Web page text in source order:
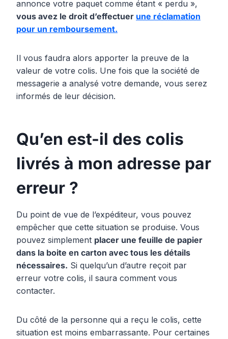
annonce votre paquet comme étant « perdu »,
vous avez le droit d’effectuer une réclamation
pour un remboursement.
Il vous faudra alors apporter la preuve de la
valeur de votre colis. Une fois que la société de
messagerie a analysé votre demande, vous serez
informés de leur décision.
Qu’en est-il des colis
livrés à mon adresse par
erreur ?
Du point de vue de l’expéditeur, vous pouvez
empêcher que cette situation se produise. Vous
pouvez simplement placer une feuille de papier
dans la boite en carton avec tous les détails
nécessaires. Si quelqu’un d’autre reçoit par
erreur votre colis, il saura comment vous
contacter.
Du côté de la personne qui a reçu le colis, cette
situation est moins embarrassante. Pour certaines